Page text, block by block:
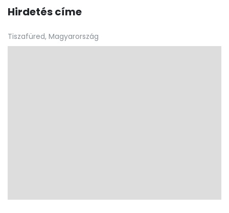
Hirdetés címe
Tiszafüred, Magyarország